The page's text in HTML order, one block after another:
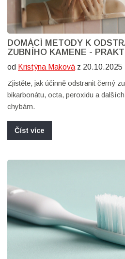
DOMÁCÍ METODY K
ZUBNÍHO KAMENE -
od Kristýna Maková z 20.10.2025
Zjistěte, jak účinně odstranit černý
bikarbonátu, octa, peroxidu a
chybám.
Číst více